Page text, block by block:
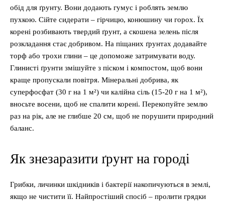
обід для ґрунту. Вони додають гумус і роблять землю
пухкою. Сійте сидерати – гірчицю, конюшину чи горох. Їх
корені розбивають твердий ґрунт, а скошена зелень після
розкладання стає добривом. На піщаних ґрунтах додавайте
торф або трохи глини – це допоможе затримувати воду.
Глинисті ґрунти змішуйте з піском і компостом, щоб вони
краще пропускали повітря. Мінеральні добрива, як
суперфосфат (30 г на 1 м²) чи калійна сіль (15-20 г на 1 м²),
вносьте восени, щоб не спалити корені. Перекопуйте землю
раз на рік, але не глибше 20 см, щоб не порушити природний
баланс.
Як знезаразити ґрунт на городі
Грибки, личинки шкідників і бактерії накопичуються в землі,
якщо не чистити її. Найпростіший спосіб – пролити грядки